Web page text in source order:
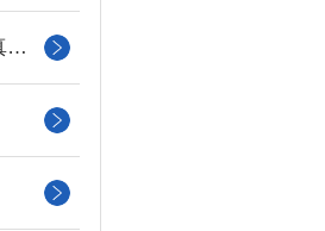
KAKUHUNTER/写真化学